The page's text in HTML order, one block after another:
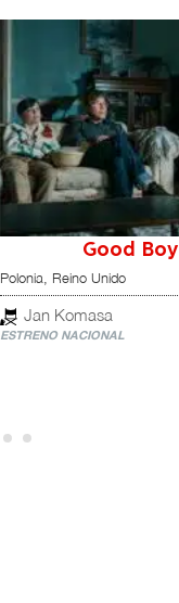
Good Boy
Polonia, Reino Unido
Jan Komasa
ESTRENO NACIONAL